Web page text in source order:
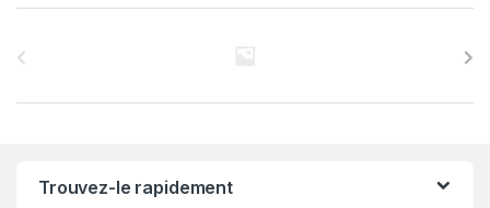
Trouvez-le rapidement